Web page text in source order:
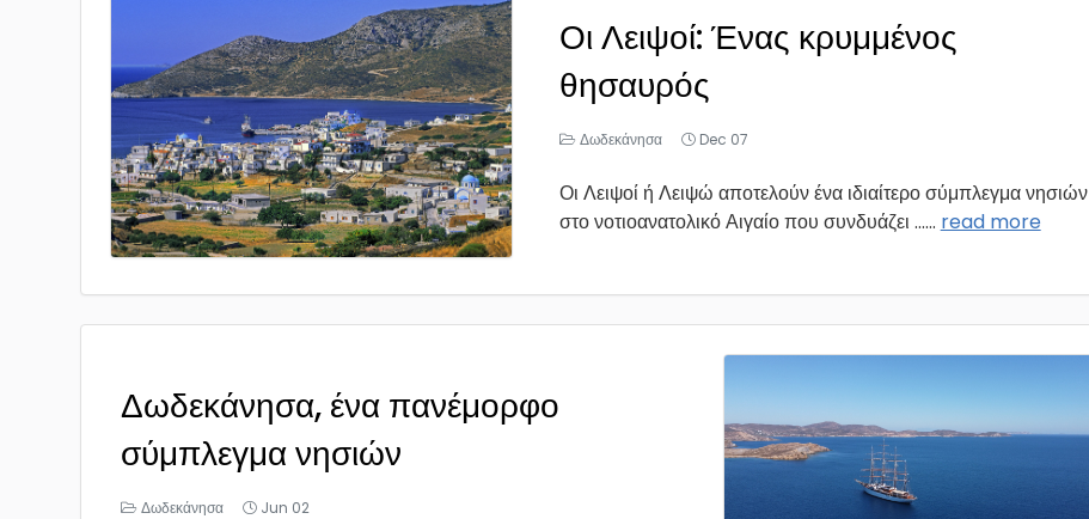
Οι Λειψοί: Ένας κρυμμένος
θησαυρός
Δωδεκάνησα Dec 07
Οι Λειψοί ή Λειψώ αποτελούν ένα ιδιαίτερο σύμπλεγμα νησιών
στο νοτιοανατολικό Αιγαίο που συνδυάζει ...... read more
Δωδεκάνησα, ένα πανέμορφο
σύμπλεγμα νησιών
Δωδεκάνησα Jun 02